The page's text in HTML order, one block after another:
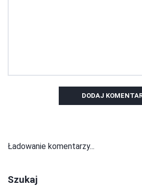
DODAJ
Ładowanie komentarzy...
Szukaj